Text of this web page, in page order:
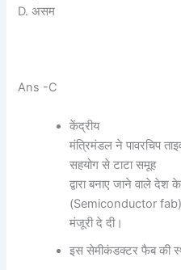
D. असम
Ans -C
केंद्रीय
मंत्रिमंडल ने पावरचिप
सहयोग से टाटा समूह
द्वारा बनाए जाने वाले
(Semiconductor
मंजूरी दे दी।
इस सेमीकंडक्टर फैब की